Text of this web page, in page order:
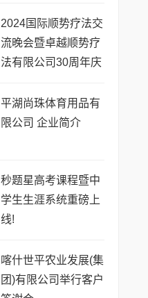
2024国际顺势疗法交
流晚会暨卓越顺势疗
法有限公司30周年庆
平湖尚珠体育用品有
限公司 企业简介
秒题星高考课程暨中
学生生涯系统重磅上
线!
喀什世平农业发展(集
团)有限公司举行客户